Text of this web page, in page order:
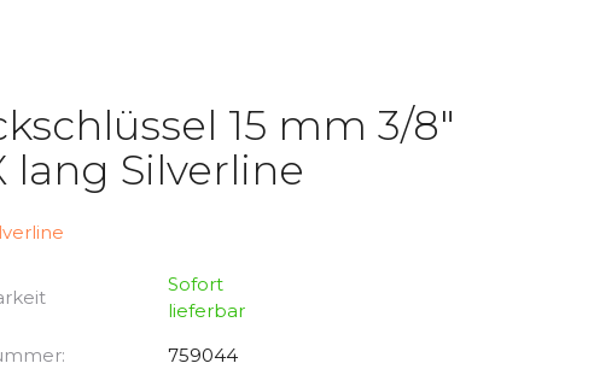
15 mm 3/8"
lang Silverline
Sofort
lieferbar
759044